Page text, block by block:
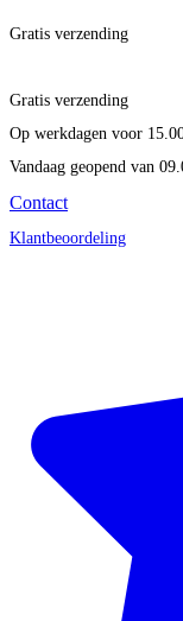
Gratis verzending
Gratis verzending
Op werkdagen voor
Vandaag geopend van
Contact
Klantbeoordeling